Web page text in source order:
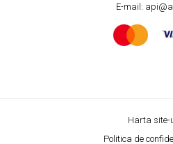
E-mail:
Harta site-
Politica de